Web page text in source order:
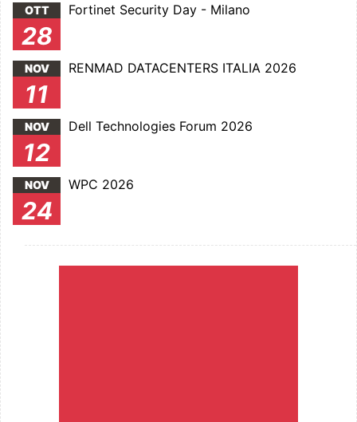
OTT
28
Fortinet Security Day - Milano
NOV
11
RENMAD DATACENTERS ITALIA 2026
NOV
12
Dell Technologies Forum 2026
NOV
24
WPC 2026